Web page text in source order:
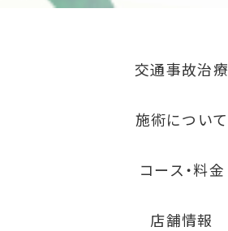
交通事故治療
施術について
コース・料金
店舗情報